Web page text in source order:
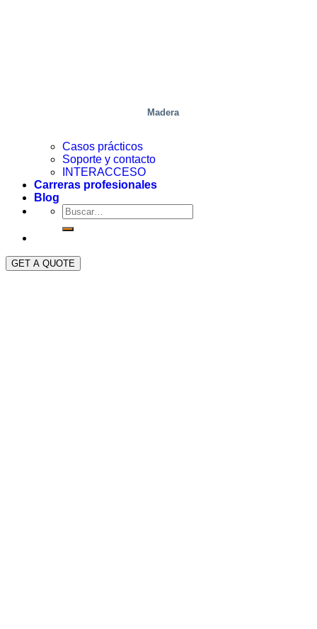
Madera
Casos prácticos
Soporte y contacto
INTERACCESO
Carreras profesionales
Blog
GET A QUOTE